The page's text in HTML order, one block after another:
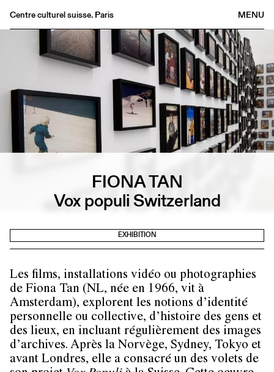
MENU
Centre culturel suisse. Paris
Bookshop
Archives
Medias
Publications
About
FIONA TAN
Vox populi Switzerland
EXHIBITION
Les films, installations vidéo ou photographies
de Fiona Tan (NL, née en 1966, vit à
Amsterdam), explorent les notions d’identité
personnelle ou collective, d’histoire des gens et
des lieux, en incluant régulièrement des images
d’archives. Après la Norvège, Sydney, Tokyo et
avant Londres, elle a consacré un des volets de